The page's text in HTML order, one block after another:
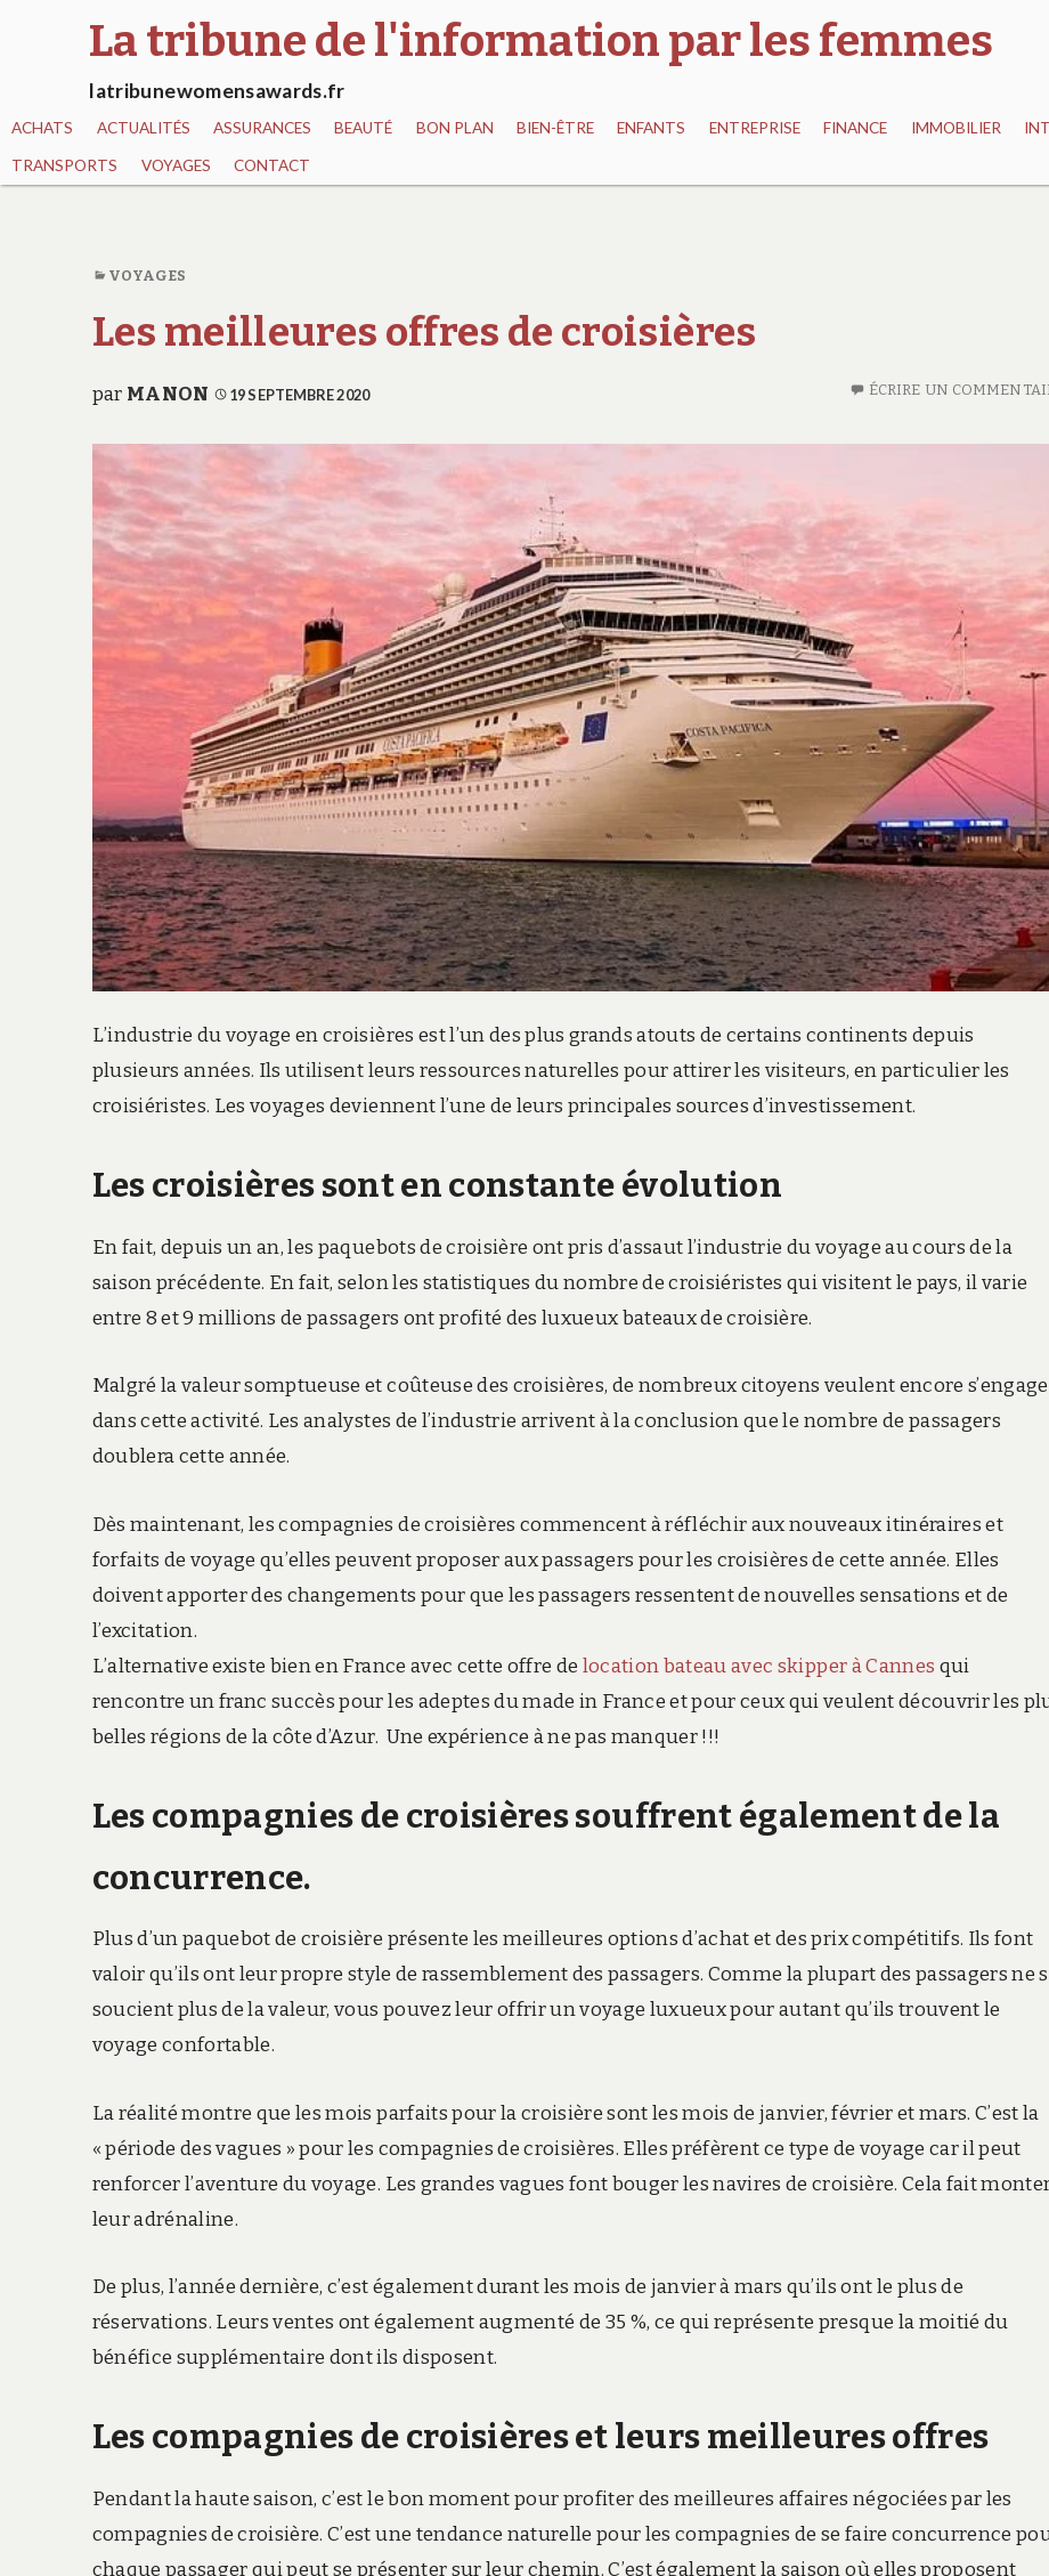
La tribune de l'information par les femmes
latribunewomensawards.fr
ACHATS ACTUALITÉS ASSURANCES BEAUTÉ BON PLAN BIEN-ÊTRE ENFANTS ENTREPRISE FINANCE IMMOBILIER
TRANSPORTS VOYAGES CONTACT
VOYAGES
Les meilleures offres de croisières
par MANON 19 SEPTEMBRE 2020 ÉCRIRE UN
L’industrie du voyage en croisières est l’un des plus grands atouts de certains continents depuis
plusieurs années. Ils utilisent leurs ressources naturelles pour attirer les visiteurs, en particulier les
croisiéristes. Les voyages deviennent l’une de leurs principales sources d’investissement.
Les croisières sont en constante évolution
En fait, depuis un an, les paquebots de croisière ont pris d’assaut l’industrie du voyage au cours de la
saison précédente. En fait, selon les statistiques du nombre de croisiéristes qui visitent le pays, il varie
entre 8 et 9 millions de passagers ont profité des luxueux bateaux de croisière.
Malgré la valeur somptueuse et coûteuse des croisières, de nombreux citoyens veulent encore
dans cette activité. Les analystes de l’industrie arrivent à la conclusion que le nombre de passagers
doublera cette année.
Dès maintenant, les compagnies de croisières commencent à réfléchir aux nouveaux itinéraires et
forfaits de voyage qu’elles peuvent proposer aux passagers pour les croisières de cette année. Elles
doivent apporter des changements pour que les passagers ressentent de nouvelles sensations et de
l’excitation.
L’alternative existe bien en France avec cette offre de location bateau avec skipper à Cannes qui
rencontre un franc succès pour les adeptes du made in France et pour ceux qui veulent découvrir les
belles régions de la côte d’Azur. Une expérience à ne pas manquer !!!
Les compagnies de croisières souffrent également de la
concurrence.
Plus d’un paquebot de croisière présente les meilleures options d’achat et des prix compétitifs. Ils font
valoir qu’ils ont leur propre style de rassemblement des passagers. Comme la plupart des passagers ne
soucient plus de la valeur, vous pouvez leur offrir un voyage luxueux pour autant qu’ils trouvent le
voyage confortable.
La réalité montre que les mois parfaits pour la croisière sont les mois de janvier, février et mars. C’est la
« période des vagues » pour les compagnies de croisières. Elles préfèrent ce type de voyage car il peut
renforcer l’aventure du voyage. Les grandes vagues font bouger les navires de croisière. Cela fait
leur adrénaline.
De plus, l’année dernière, c’est également durant les mois de janvier à mars qu’ils ont le plus de
réservations. Leurs ventes ont également augmenté de 35 %, ce qui représente presque la moitié du
bénéfice supplémentaire dont ils disposent.
Les compagnies de croisières et leurs meilleures offres
Pendant la haute saison, c’est le bon moment pour profiter des meilleures affaires négociées par les
compagnies de croisière. C’est une tendance naturelle pour les compagnies de se faire concurrence
chaque passager qui peut se présenter sur leur chemin. C’est également la saison où elles proposent